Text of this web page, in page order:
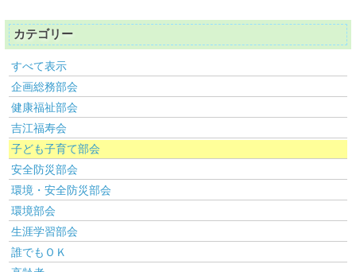
カテゴリー
すべて表示
企画総務部会
健康福祉部会
吉江福寿会
子ども子育て部会
安全防災部会
環境・安全防災部会
環境部会
生涯学習部会
誰でもＯＫ